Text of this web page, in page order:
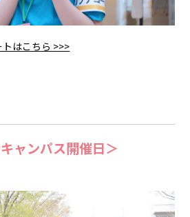
はこちら >>>
ャンパス開催日＞